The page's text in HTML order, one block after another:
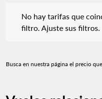
No hay tarifas que
filtro. Ajuste sus filtros.
Busca en nuestra página el precio